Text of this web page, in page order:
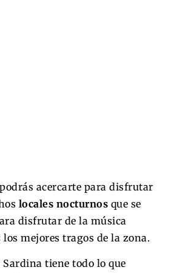
acercarte para disfrutar
locales nocturnos que se
disfrutar de la música
mejores tragos de la zona.
Sardina tiene todo lo que